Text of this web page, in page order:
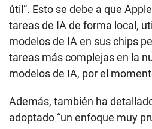
útil”. Esto se debe a que
tareas de IA de forma local,
modelos de IA en sus chips
tareas más complejas en la
modelos de IA, por el
Además, también ha
adoptado “un enfoque muy